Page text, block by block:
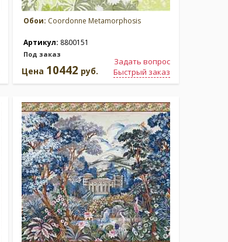
Обои: Coordonne Metamorphosis
Артикул: 8800151
Под заказ
Задать вопрос
Быстрый заказ
Цена 10442 руб.